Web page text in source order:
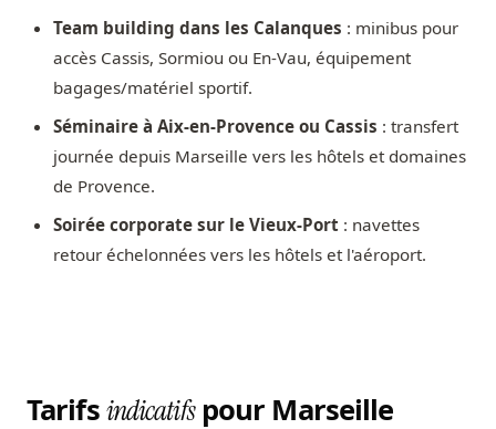
Team building dans les Calanques : minibus pour
accès Cassis, Sormiou ou En-Vau, équipement
bagages/matériel sportif.
Séminaire à Aix-en-Provence ou Cassis : transfert
journée depuis Marseille vers les hôtels et domaines
de Provence.
Soirée corporate sur le Vieux-Port : navettes
retour échelonnées vers les hôtels et l'aéroport.
Tarifsindicatifspour Marseille